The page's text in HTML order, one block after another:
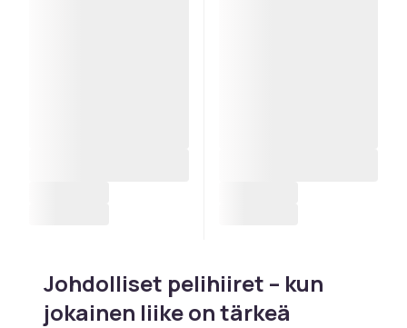
Johdolliset pelihiiret – kun
jokainen liike on tärkeä